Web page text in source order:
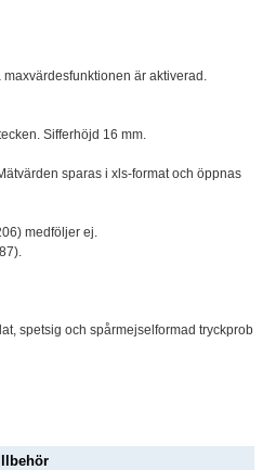
maxvärdesfunktionen är aktiverad.
Sifferhöjd 16 mm.
sparas i xls-format och öppnas
medföljer ej.
spetsig och spårmejselformad tryckprob